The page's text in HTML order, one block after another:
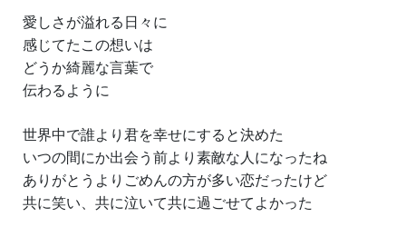
愛しさが溢れる日々に
感じてたこの想いは
どうか綺麗な言葉で
伝わるように
世界中で誰より君を幸せにすると決めた
いつの間にか出会う前より素敵な人になったね
ありがとうよりごめんの方が多い恋だったけど
共に笑い、共に泣いて共に過ごせてよかった